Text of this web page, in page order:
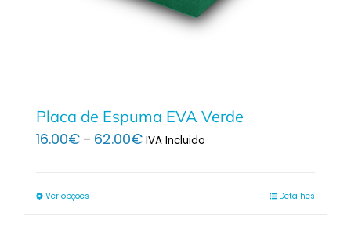
Placa de Espuma EVA Verde
16.00€ – 62.00€Price
IVA Incluido
Ver opções Detalhes